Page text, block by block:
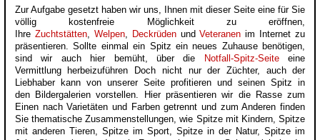
Zur Aufgabe gesetzt haben wir uns, Ihnen mit dieser Seite eine für Sie
völlig kostenfreie Möglichkeit zu eröffnen,
Ihre Zuchtstätten, Welpen, DeckrüdenundVeteranen im Internet zu
präsentieren. Sollte einmal ein Spitz ein neues Zuhause benötigen,
sind wir auch hier bemüht, über die
Notfall-Spitz-Seiteeine
Vermittlung herbeizuführen Doch nicht nur der Züchter, auch der
Liebhaber kann von unserer Seite profitieren und seinen Spitz in
den Bildergalerien vorstellen. Hier präsentieren wir die Rasse zum
Einen nach Varietäten und Farben getrennt und zum Anderen finden
Sie thematische Zusammenstellungen, wie Spitze mit Kindern, Spitze
mit anderen Tieren, Spitze im Sport, Spitze in der Natur, Spitze im